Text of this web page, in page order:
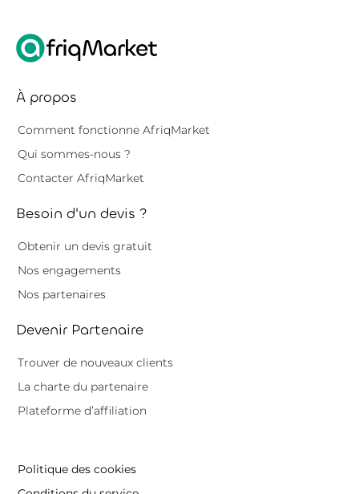
À propos
Comment fonctionne AfriqMarket
Qui sommes-nous ?
Contacter AfriqMarket
Besoin d'un devis ?
Obtenir un devis gratuit
Nos engagements
Nos partenaires
Devenir Partenaire
Trouver de nouveaux clients
La charte du partenaire
Plateforme d’affiliation
Politique des cookies